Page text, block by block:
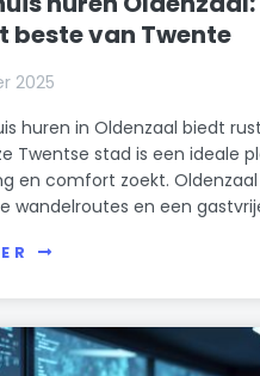
beste van Twente
2025
huren in Oldenzaal biedt
Twentse stad is een ideale
en comfort zoekt.
wandelroutes en een